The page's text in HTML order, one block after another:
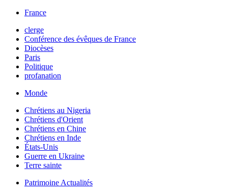
France
clerge
Conférence des évêques de France
Diocèses
Paris
Politique
profanation
Monde
Chrétiens au Nigeria
Chrétiens d'Orient
Chrétiens en Chine
Chrétiens en Inde
États-Unis
Guerre en Ukraine
Terre sainte
Patrimoine Actualités